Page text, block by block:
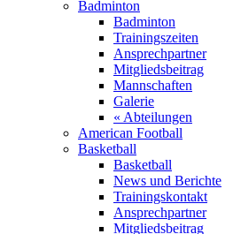
Badminton
Badminton
Trainingszeiten
Ansprechpartner
Mitgliedsbeitrag
Mannschaften
Galerie
« Abteilungen
American Football
Basketball
Basketball
News und Berichte
Trainingskontakt
Ansprechpartner
Mitgliedsbeitrag